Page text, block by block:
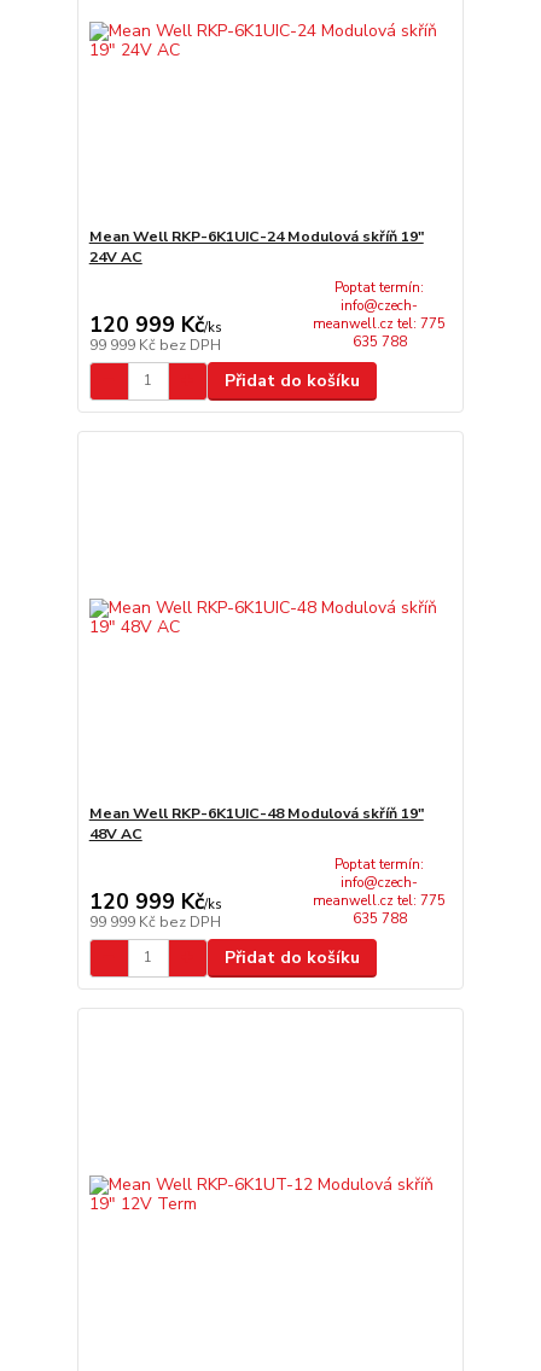
Mean Well RKP-6K1UIC-24 Modulová skříň 19"
24V AC
120 999 Kč/ks
99 999 Kč bez DPH
Poptat termín:
info@czech-
meanwell.cz tel: 775
635 788
Přidat do košíku
Mean Well RKP-6K1UIC-48 Modulová skříň 19"
48V AC
120 999 Kč/ks
99 999 Kč bez DPH
Poptat termín:
info@czech-
meanwell.cz tel: 775
635 788
Přidat do košíku